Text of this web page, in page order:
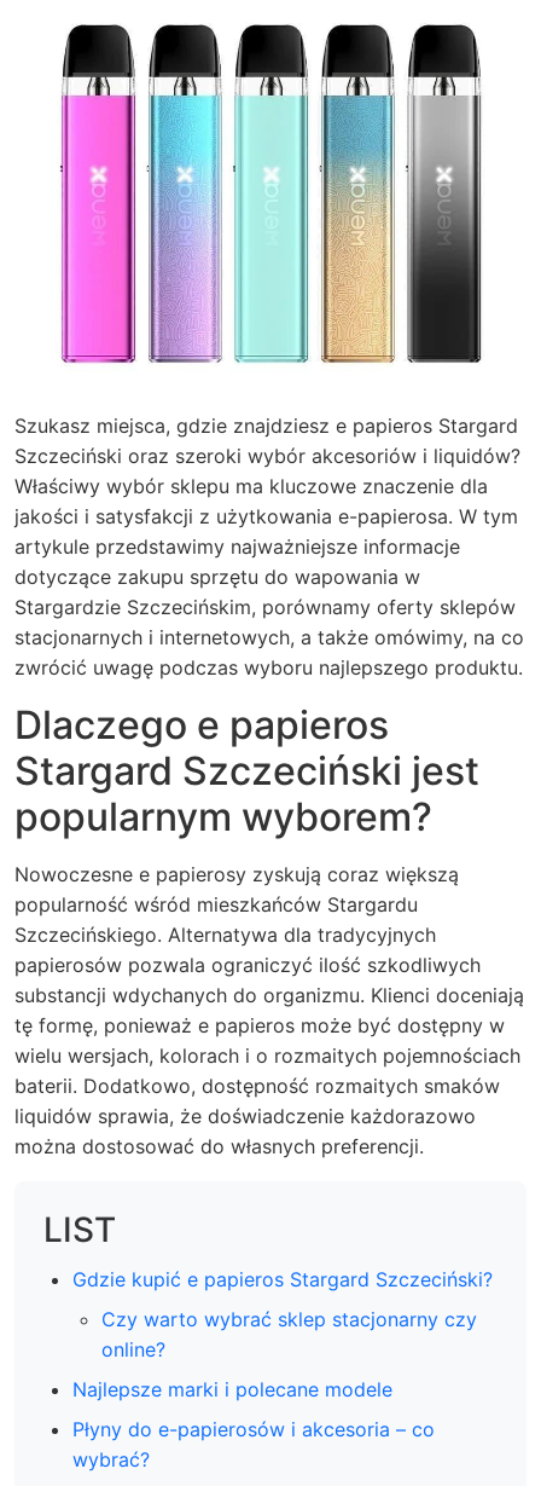
Szukasz miejsca, gdzie znajdziesz e papieros Stargard
Szczeciński oraz szeroki wybór akcesoriów i liquidów?
Właściwy wybór sklepu ma kluczowe znaczenie dla
jakości i satysfakcji z użytkowania e-papierosa. W tym
artykule przedstawimy najważniejsze informacje
dotyczące zakupu sprzętu do wapowania w
Stargardzie Szczecińskim, porównamy oferty sklepów
stacjonarnych i internetowych, a także omówimy, na co
zwrócić uwagę podczas wyboru najlepszego produktu.
Dlaczego e papieros
Stargard Szczeciński jest
popularnym wyborem?
Nowoczesne e papierosy zyskują coraz większą
popularność wśród mieszkańców Stargardu
Szczecińskiego. Alternatywa dla tradycyjnych
papierosów pozwala ograniczyć ilość szkodliwych
substancji wdychanych do organizmu. Klienci doceniają
tę formę, ponieważ e papieros może być dostępny w
wielu wersjach, kolorach i o rozmaitych pojemnościach
baterii. Dodatkowo, dostępność rozmaitych smaków
liquidów sprawia, że doświadczenie każdorazowo
można dostosować do własnych preferencji.
LIST
Gdzie kupić e papieros Stargard Szczeciński?
Czy warto wybrać sklep stacjonarny czy
online?
Najlepsze marki i polecane modele
Płyny do e-papierosów i akcesoria – co
wybrać?